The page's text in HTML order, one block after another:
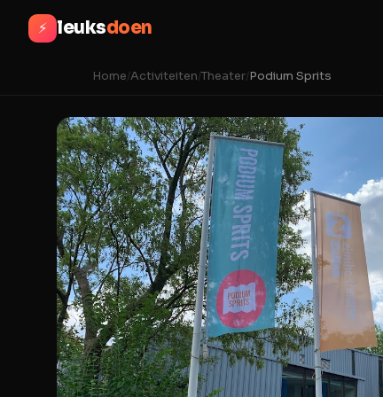
⚡ leuksdoen
Home/Activiteiten/Theater/Podium Sprits